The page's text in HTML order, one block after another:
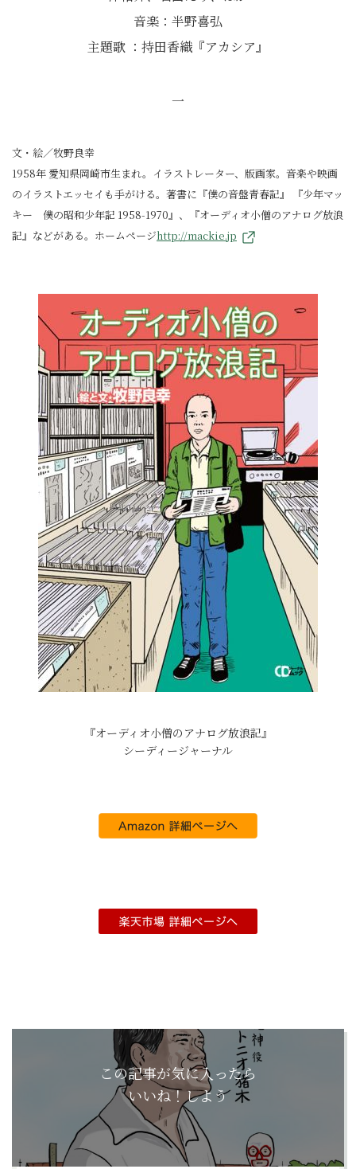
音楽：半野喜弘
主題歌 ：持田香織『アカシア』
一
文・絵／牧野良幸
1958年 愛知県岡崎市生まれ。イラストレーター、版画家。音楽や映画
のイラストエッセイも手がける。著書に『僕の音盤青春記』 『少年マッ
キー 僕の昭和少年記 1958-1970』、『オーディオ小僧のアナログ放浪
記』などがある。ホームページhttp://mackie.jp
『オーディオ小僧のアナログ放浪記』
シーディージャーナル
この記事が気に入ったら
いいね！しよう